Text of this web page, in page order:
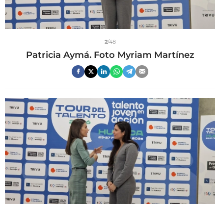
2/48
Patricia Aymá. Foto Myriam Martínez